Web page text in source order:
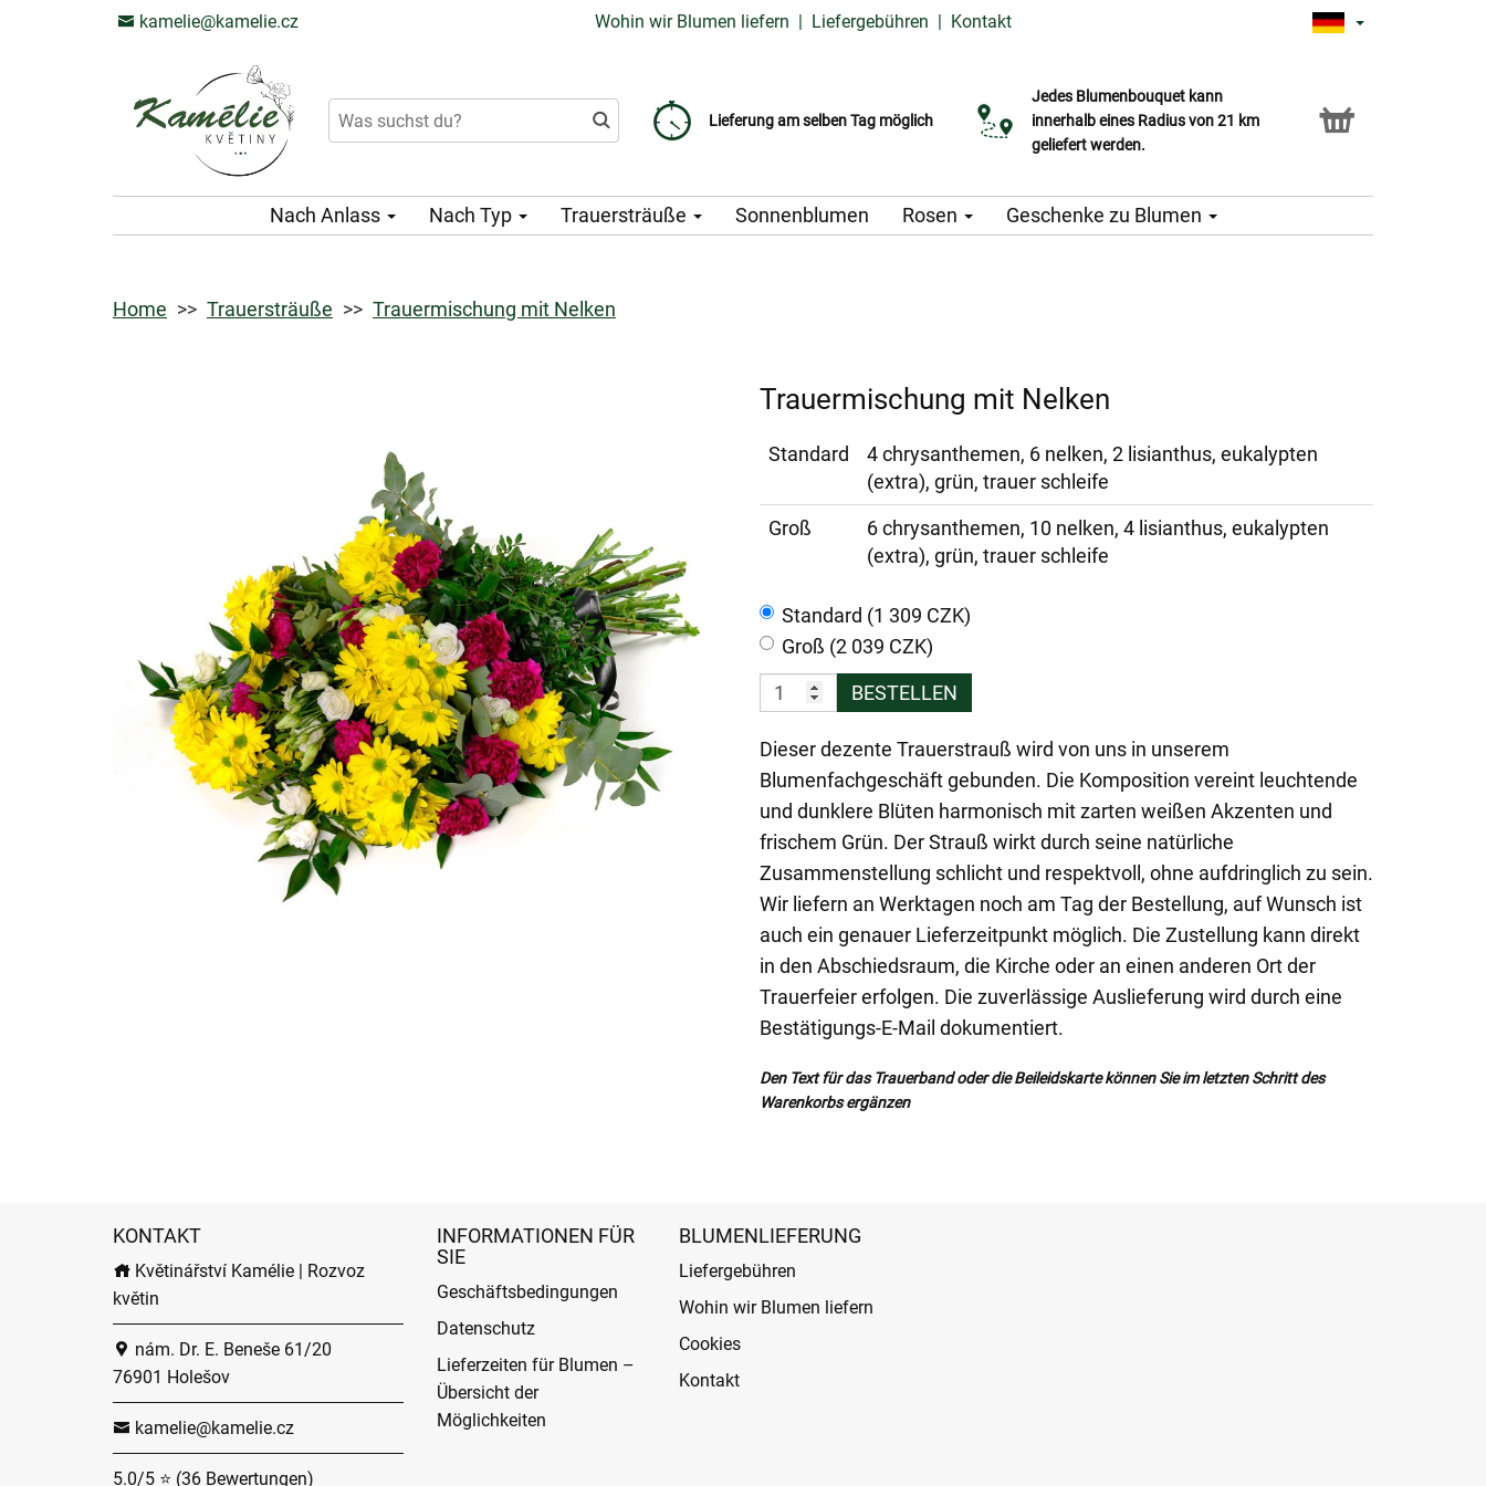
kamelie@kamelie.cz Wohin wir Blumen liefern | Liefergebühren | Kontakt
Lieferung am selben Tag möglich
Liefergebühr ab 99 CZK
Wählen Sie Ihr Lieferdatum
Jedes Blumenbouquet kann
innerhalb eines Radius von 21 km
geliefert werden.
Click & Collect Service
Nach Anlass Nach Typ Trauersträuße Sonnenblumen Rosen Geschenke zu Blumen
Home Trauersträuße Trauermischung mit Nelken
Trauermischung mit Nelken
Standard
4 chrysanthemen, 6 nelken, 2 lisianthus, eukalypten
(extra), grün, trauer schleife
Groß
6 chrysanthemen, 10 nelken, 4 lisianthus, eukalypten
(extra), grün, trauer schleife
Standard (1 309 CZK)
Groß (2 039 CZK)
BESTELLEN
Dieser dezente Trauerstrauß wird von uns in unserem
Blumenfachgeschäft gebunden. Die Komposition vereint leuchtende
und dunklere Blüten harmonisch mit zarten weißen Akzenten und
frischem Grün. Der Strauß wirkt durch seine natürliche
Zusammenstellung schlicht und respektvoll, ohne aufdringlich zu sein.
Wir liefern an Werktagen noch am Tag der Bestellung, auf Wunsch ist
auch ein genauer Lieferzeitpunkt möglich. Die Zustellung kann direkt
in den Abschiedsraum, die Kirche oder an einen anderen Ort der
Trauerfeier erfolgen. Die zuverlässige Auslieferung wird durch eine
Bestätigungs-E-Mail dokumentiert.
Den Text für das Trauerband oder die Beileidskarte können Sie im letzten Schritt des
Warenkorbs ergänzen
KONTAKT
Květinářství Kamélie | Rozvoz
květin
nám. Dr. E. Beneše 61/20
76901 Holešov
kamelie@kamelie.cz
5.0/5 ⭐ (36 Bewertungen)
INFORMATIONEN FÜR
SIE
Geschäftsbedingungen
Datenschutz
Lieferzeiten für Blumen –
Übersicht der
Möglichkeiten
BLUMENLIEFERUNG
Liefergebühren
Wohin wir Blumen liefern
Cookies
Kontakt